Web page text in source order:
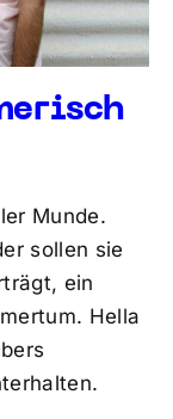
Munde.
sollen sie
ein
Hella